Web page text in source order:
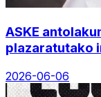
ASKE
plazaratutako
2026-06-06